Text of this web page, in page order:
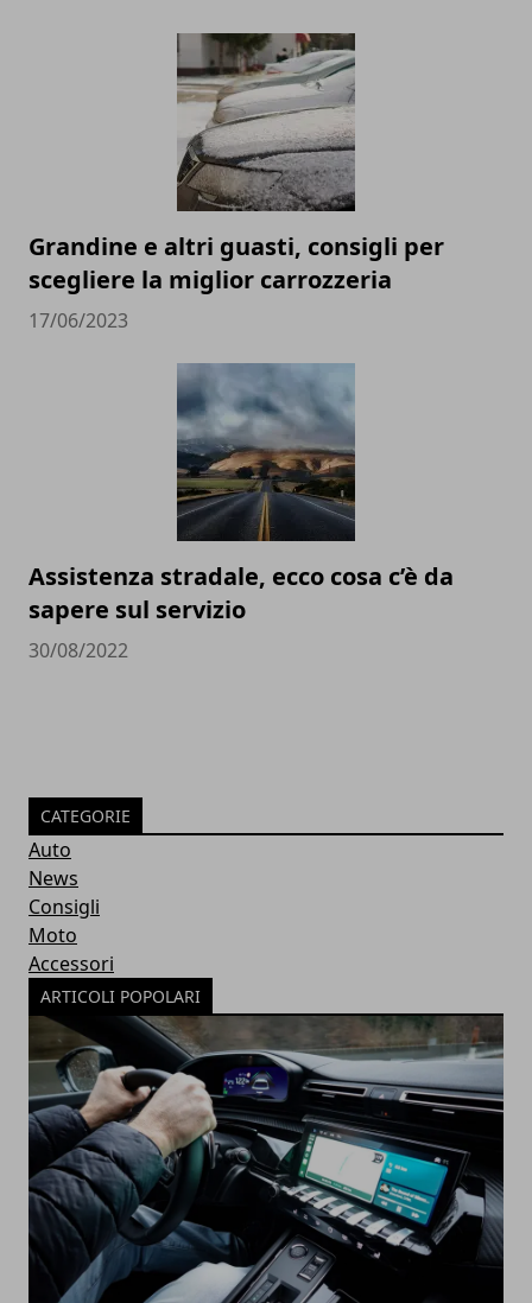
Grandine e altri guasti, consigli per
scegliere la miglior carrozzeria
17/06/2023
Assistenza stradale, ecco cosa c’è da
sapere sul servizio
30/08/2022
CATEGORIE
Auto
News
Consigli
Moto
Accessori
ARTICOLI POPOLARI